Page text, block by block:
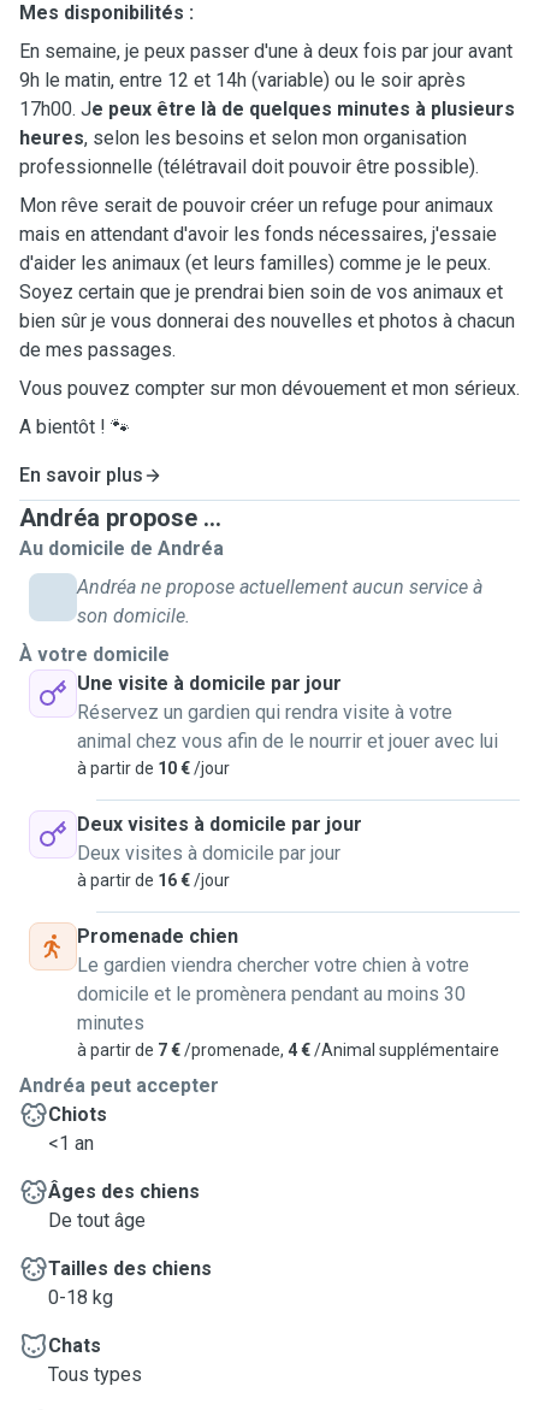
Mes disponibilités :
En semaine, je peux passer d'une à deux fois par jour avant
9h le matin, entre 12 et 14h (variable) ou le soir après
17h00. Je peux être là de quelques minutes à plusieurs
heures, selon les besoins et selon mon organisation
professionnelle (télétravail doit pouvoir être possible).
Mon rêve serait de pouvoir créer un refuge pour animaux
mais en attendant d'avoir les fonds nécessaires, j'essaie
d'aider les animaux (et leurs familles) comme je le peux.
Soyez certain que je prendrai bien soin de vos animaux et
bien sûr je vous donnerai des nouvelles et photos à chacun
de mes passages.
Vous pouvez compter sur mon dévouement et mon sérieux.
A bientôt ! 🐾
En savoir plus
Andréa propose ...
Au domicile de Andréa
Andréa ne propose actuellement aucun service à
son domicile.
À votre domicile
Une visite à domicile par jour
Réservez un gardien qui rendra visite à votre
animal chez vous afin de le nourrir et jouer avec lui
à partir de 10 €/jour
Deux visites à domicile par jour
Deux visites à domicile par jour
à partir de 16 €/jour
Promenade chien
Le gardien viendra chercher votre chien à votre
domicile et le promènera pendant au moins 30
minutes
à partir de 7 €/promenade, 4 €/Animal supplémentaire
Andréa peut accepter
Chiots
<1 an
Âges des chiens
De tout âge
Tailles des chiens
0-18 kg
Chats
Tous types